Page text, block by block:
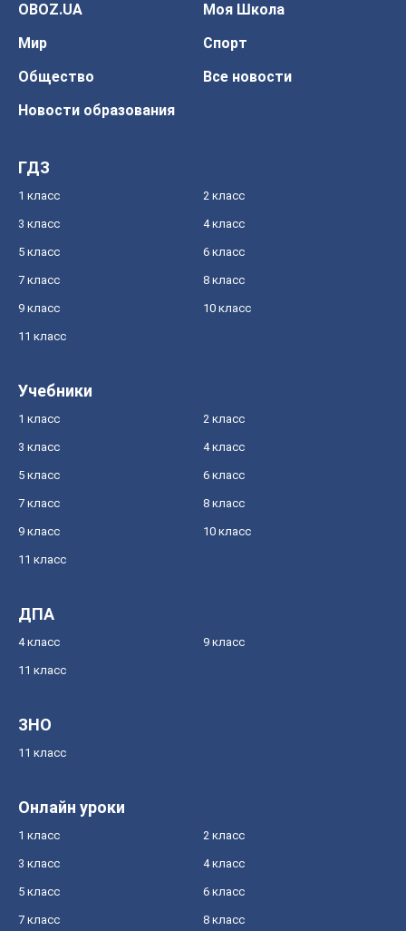
OBOZ.UA
Моя Школа
Мир
Спорт
Общество
Все новости
Новости образования
ГДЗ
1 класс 2 класс
3 класс 4 класс
5 класс 6 класс
7 класс 8 класс
9 класс 10 класс
11 класс
Учебники
1 класс 2 класс
3 класс 4 класс
5 класс 6 класс
7 класс 8 класс
9 класс 10 класс
11 класс
ДПА
4 класс 9 класс
11 класс
ЗНО
11 класс
Онлайн уроки
1 класс 2 класс
3 класс 4 класс
5 класс 6 класс
7 класс 8 класс